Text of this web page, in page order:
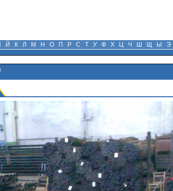
Й К Л М Н О П Р С Т У Ф Х Ц Ч Ш Щ Ы Э